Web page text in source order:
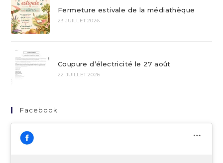
Fermeture estivale de la médiathèque
23 JUILLET 2026
Coupure d’électricité le 27 août
22 JUILLET 2026
Facebook